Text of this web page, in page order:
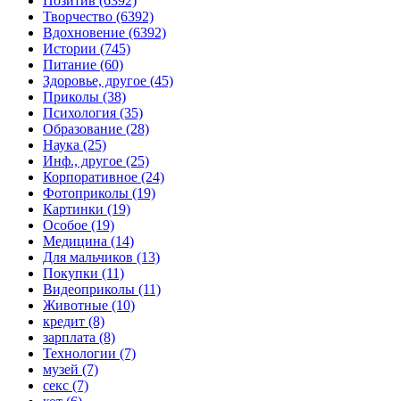
Творчество (6392)
Вдохновение (6392)
Истории (745)
Питание (60)
Здоровье, другое (45)
Приколы (38)
Психология (35)
Образование (28)
Наука (25)
Инф., другое (25)
Корпоративное (24)
Фотоприколы (19)
Картинки (19)
Особое (19)
Медицина (14)
Для мальчиков (13)
Покупки (11)
Видеоприколы (11)
Животные (10)
кредит (8)
зарплата (8)
Технологии (7)
музей (7)
секс (7)